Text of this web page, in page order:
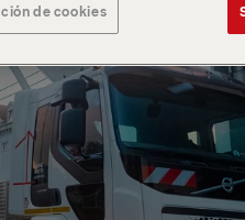
de cookies